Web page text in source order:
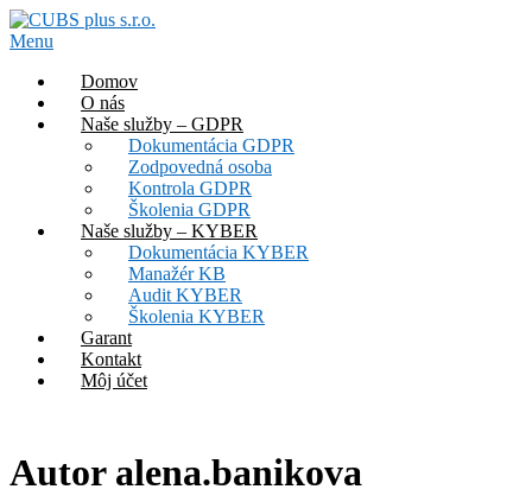
Prejsť
na
Menu
Domov
O nás
Naše služby – GDPR
Dokumentácia GDPR
Zodpovedná osoba
Kontrola GDPR
Školenia GDPR
Naše služby – KYBER
Dokumentácia KYBER
Manažér KB
Audit KYBER
Školenia KYBER
Garant
Kontakt
Môj účet
Autor alena.banikova